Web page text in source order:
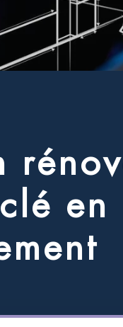
rénov
clé en
ment